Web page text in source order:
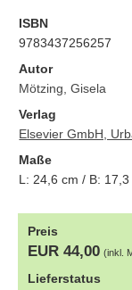
ISBN
9783437256257
Autor
Mötzing, Gisela
Verlag
Elsevier GmbH,
Maße
L: 24,6 cm / B: 17,3
Preis
EUR 44,00 (inkl.
Lieferstatus